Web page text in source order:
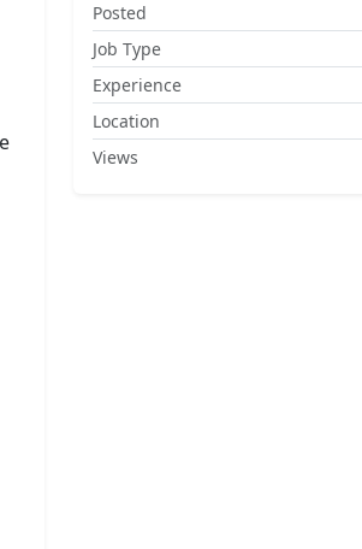
Posted
Job Type
Experience
Location
Views